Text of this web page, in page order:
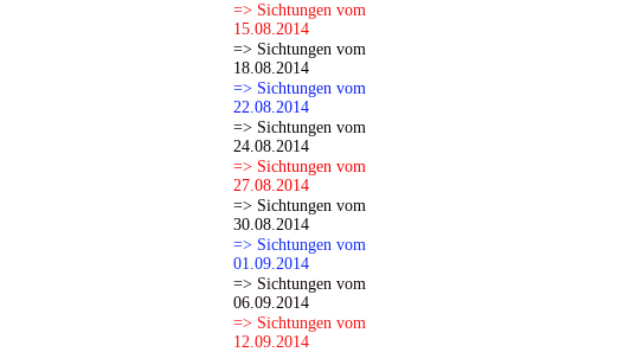
=> Sichtungen vom
15.08.2014
=> Sichtungen vom
18.08.2014
=> Sichtungen vom
22.08.2014
=> Sichtungen vom
24.08.2014
=> Sichtungen vom
27.08.2014
=> Sichtungen vom
30.08.2014
=> Sichtungen vom
01.09.2014
=> Sichtungen vom
06.09.2014
=> Sichtungen vom
12.09.2014